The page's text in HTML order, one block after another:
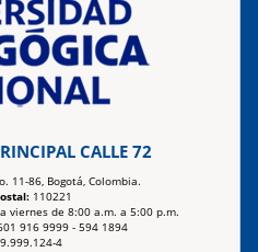
CALLE 72
11-86, Bogotá, Colombia.
110221
viernes de 8:00 a.m. a 5:00 p.m.
916 9999 - 594 1894
4